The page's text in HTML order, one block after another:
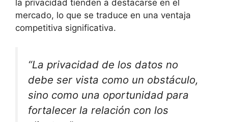
la privacidad tienden a destacarse en el
mercado, lo que se traduce en una ventaja
competitiva significativa.
“La privacidad de los datos no
debe ser vista como un obstáculo,
sino como una oportunidad para
fortalecer la relación con los